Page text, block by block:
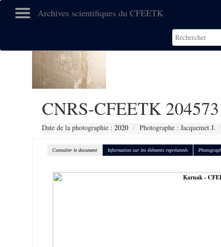
Archives scientifiques du CFEETK
CNRS-CFEETK 204573
Date de la photographie : 2020 Photographe : Jacquemet J.
Consulter le document Information sur les éléments représentés